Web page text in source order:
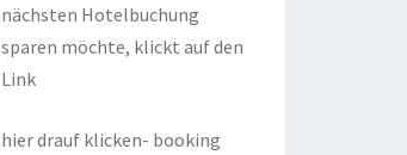
nächsten Hotelbuchung
sparen möchte, klickt auf den
Link
hier drauf klicken- booking